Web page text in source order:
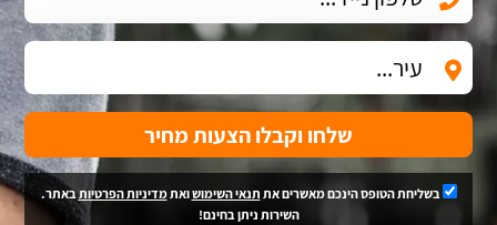
שלחו וקבלו הצעות מחיר
בשליחת הטופס הינכם מאשרים את תנאי השימושואתמדיניות הפרטיותבאתר.
השירות ניתן בחינם!